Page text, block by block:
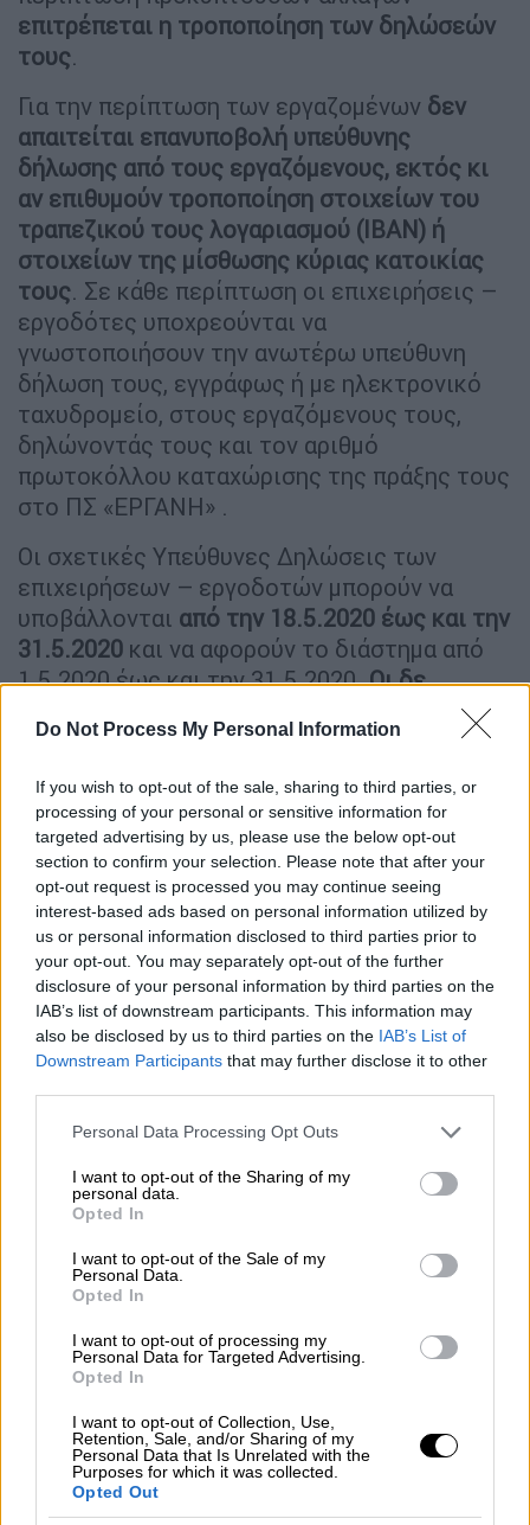
Do Not Process My Personal Information
If you wish to opt-out of the sale, sharing to third parties, or
processing of your personal or sensitive information for
targeted advertising by us, please use the below opt-out
section to confirm your selection. Please note that after your
opt-out request is processed you may continue seeing
interest-based ads based on personal information utilized by
us or personal information disclosed to third parties prior to
your opt-out. You may separately opt-out of the further
disclosure of your personal information by third parties on the
IAB’s list of downstream participants. This information may
also be disclosed by us to third parties on the IAB’s List of
Downstream Participants that may further disclose it to other
Please note that this website/app uses one or more Google
not limited to your visit or usage behaviour. You may click to
grant or deny consent to Google and its third-party tags to
use your data for below specified purposes in below Google
consent section.
Personal Data Processing Opt Outs
I want to opt-out of the Sharing of my
personal data.
Opted In
I want to opt-out of the Sale of my
Personal Data.
Opted In
I want to opt-out of processing my
Personal Data for Targeted Advertising.
Opted In
I want to opt-out of Collection, Use,
Retention, Sale, and/or Sharing of my
Personal Data that Is Unrelated with the
Purposes for which it was collected.
Opted Out
επιτρέπεται η τροποποίηση των δηλώσεών
τους.
Για την περίπτωση των εργαζομένων δεν
απαιτείται επανυποβολή υπεύθυνης
δήλωσης από τους εργαζόμενους, εκτός κι
αν επιθυμούν τροποποίηση στοιχείων του
τραπεζικού τους λογαριασμού (ΙΒΑΝ) ή
στοιχείων της μίσθωσης κύριας κατοικίας
τους. Σε κάθε περίπτωση οι επιχειρήσεις –
εργοδότες υποχρεούνται να
γνωστοποιήσουν την ανωτέρω υπεύθυνη
δήλωση τους, εγγράφως ή με ηλεκτρονικό
ταχυδρομείο, στους εργαζόμενους τους,
δηλώνοντάς τους και τον αριθμό
πρωτοκόλλου καταχώρισης της πράξης τους
στο ΠΣ «ΕΡΓΑΝΗ» .
Οι σχετικές Υπεύθυνες Δηλώσεις των
επιχειρήσεων – εργοδοτών μπορούν να
υποβάλλονται από την 18.5.2020 έως και την
31.5.2020 και να αφορούν το διάστημα από
1.5.2020 έως και την 31.5.2020.Οι δε
τροποποιήσεις Υπευθύνων Δηλώσεων τους
της αποζημίωσης ειδικού σκοπού για τον
μήνα Μάϊο θα πραγματοποιηθεί από 5.6.2020
έως 10.6.2020.
Επιχειρήσεις που ανοίγουν/
πληττόμενες - Παράταση αναστολών
1.α. Επιχειρήσεις-εργοδότες, πουείτε
πλήττονται σημαντικάκαι έχουν θέσει σε
αναστολή τις συμβάσεις εργασίας μέρους ή
του συνόλου των εργαζομένων τους,είτε
επαναλειτουργούνμετά την άρση της
δημόσιας αρχής, δύνανται να παρατείνουν
την αναστολή των συμβάσεων εργασίας
εργαζομένων τους που έχουν ήδη τεθεί σε
αναστολή μέχρι του ποσοστού 60% αυτών.
Το χρονικό διάστημα της παράτασης είναι
κατ’ ανώτατο όριο τριάντα (30) ημέρες και
πάντως όχι πέραν της 31 Μαΐου 2020
Σε περίπτωση υπέρβασηςτου ανωτέρω
ποσοστού,οι επιχειρήσεις-εργοδότες
υποχρεούνται να καταβάλλουν οι ίδιοι τις
αποδοχές των εργαζομένωνπου